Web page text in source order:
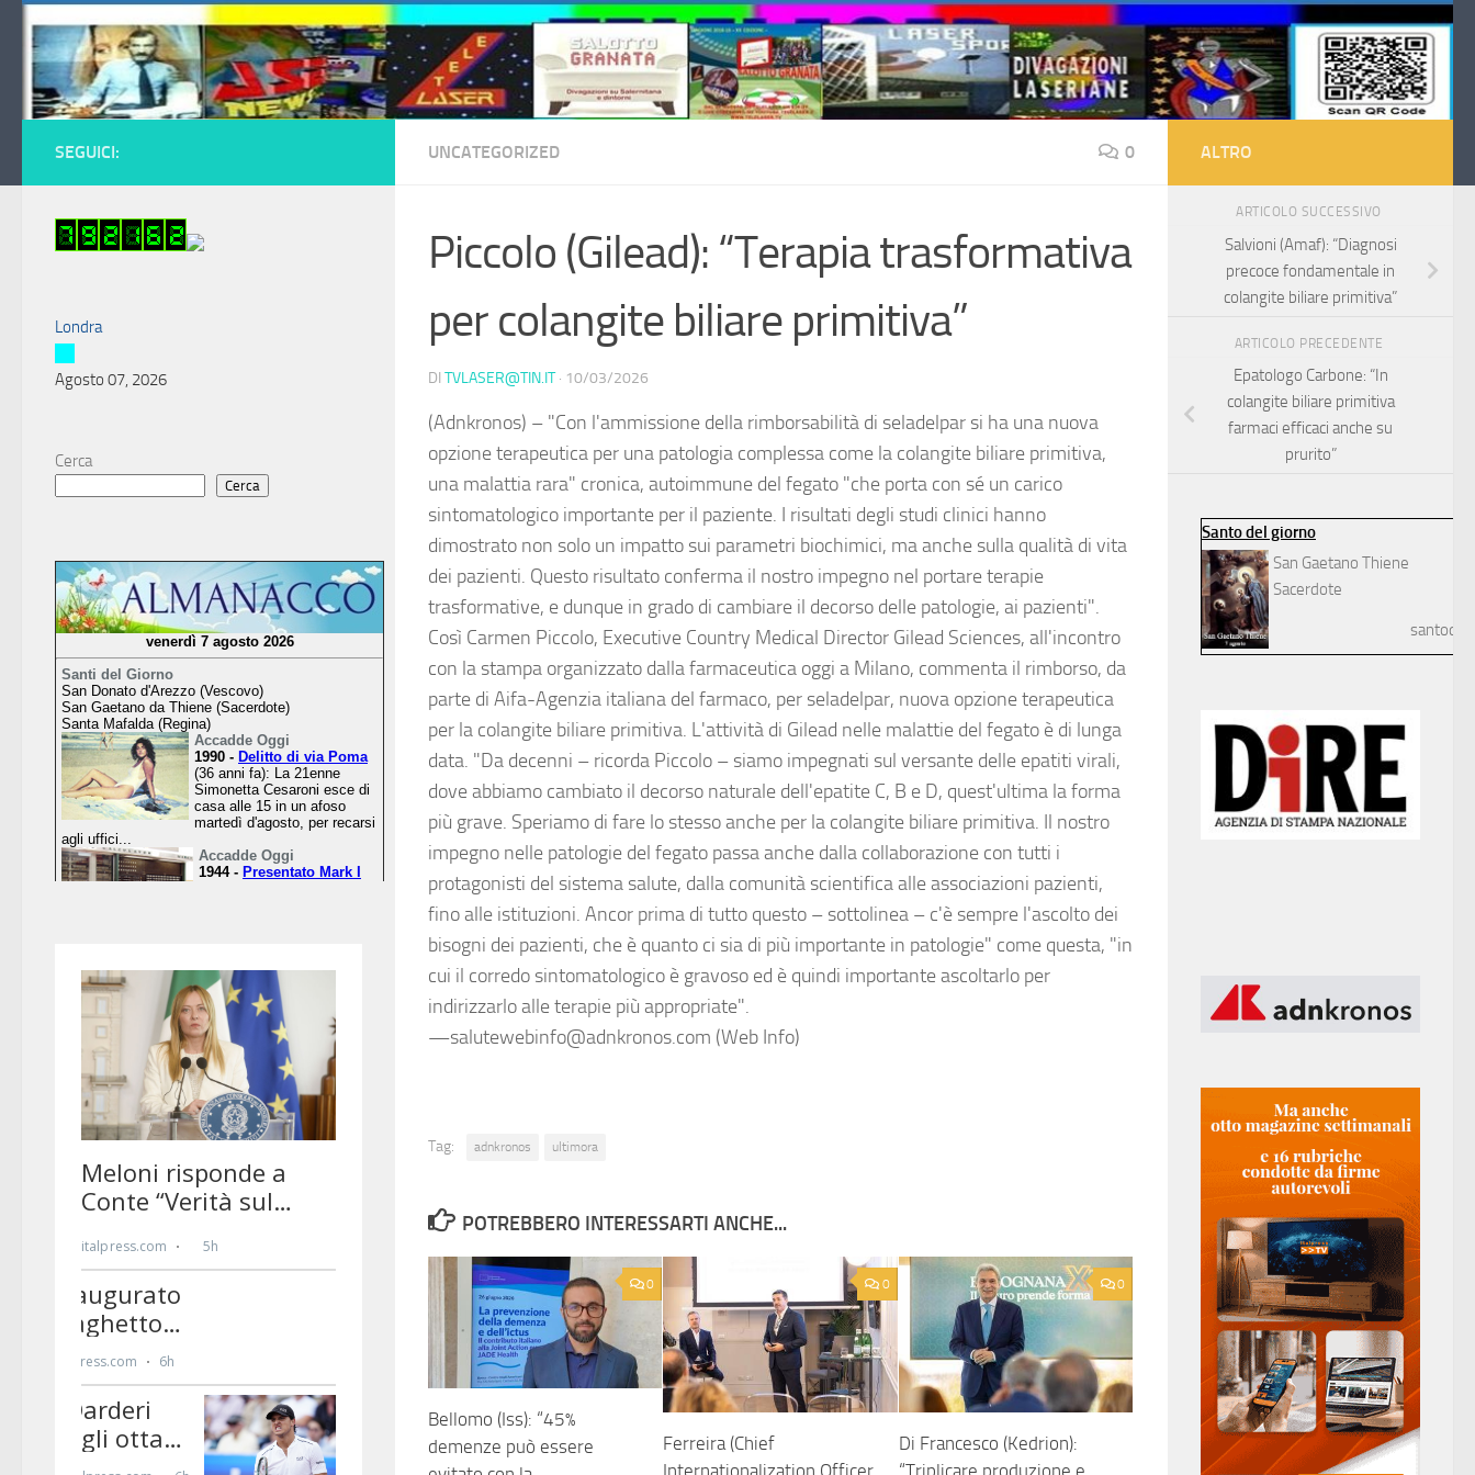
Salta al contenuto
UNCATEGORIZED 0
Piccolo (Gilead): “Terapia trasformativa
per colangite biliare primitiva”
DI TVLASER@TIN.IT · 10/03/2026
(Adnkronos) – "Con l'ammissione della rimborsabilità di seladelpar si ha una nuova
opzione terapeutica per una patologia complessa come la colangite biliare primitiva,
una malattia rara" cronica, autoimmune del fegato "che porta con sé un carico
sintomatologico importante per il paziente. I risultati degli studi clinici hanno
dimostrato non solo un impatto sui parametri biochimici, ma anche sulla qualità di vita
dei pazienti. Questo risultato conferma il nostro impegno nel portare terapie
trasformative, e dunque in grado di cambiare il decorso delle patologie, ai pazienti".
Così Carmen Piccolo, Executive Country Medical Director Gilead Sciences, all'incontro
con la stampa organizzato dalla farmaceutica oggi a Milano, commenta il rimborso, da
parte di Aifa-Agenzia italiana del farmaco, per seladelpar, nuova opzione terapeutica
per la colangite biliare primitiva. L'attività di Gilead nelle malattie del fegato è di lunga
data. "Da decenni – ricorda Piccolo – siamo impegnati sul versante delle epatiti virali,
dove abbiamo cambiato il decorso naturale dell'epatite C, B e D, quest'ultima la forma
più grave. Speriamo di fare lo stesso anche per la colangite biliare primitiva. Il nostro
impegno nelle patologie del fegato passa anche dalla collaborazione con tutti i
protagonisti del sistema salute, dalla comunità scientifica alle associazioni pazienti,
fino alle istituzioni. Ancor prima di tutto questo – sottolinea – c'è sempre l'ascolto dei
bisogni dei pazienti, che è quanto ci sia di più importante in patologie" come questa, "in
cui il corredo sintomatologico è gravoso ed è quindi importante ascoltarlo per
indirizzarlo alle terapie più appropriate".
—salutewebinfo@adnkronos.com (Web Info)
Tag: adnkronos ultimora
POTREBBERO INTERESSARTI ANCHE...
0
Bellomo (Iss): “45%
demenze può essere
0
Ferreira (Chief
0
Di Francesco (Kedrion):
SEGUICI:
Londra
Agosto 07, 2026
Cerca
Cerca
ALTRO
ARTICOLO SUCCESSIVO
Salvioni (Amaf): “Diagnosi
precoce fondamentale in
colangite biliare primitiva”
ARTICOLO PRECEDENTE
Epatologo Carbone: “In
colangite biliare primitiva
farmaci efficaci anche su
prurito”
Santo del giorno
San Gaetano Thiene
Sacerdote